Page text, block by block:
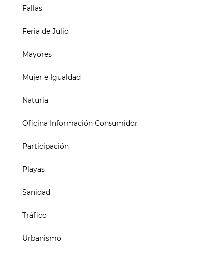
Fallas
Feria de Julio
Mayores
Mujer e Igualdad
Naturia
Oficina Información Consumidor
Participación
Playas
Sanidad
Tráfico
Urbanismo